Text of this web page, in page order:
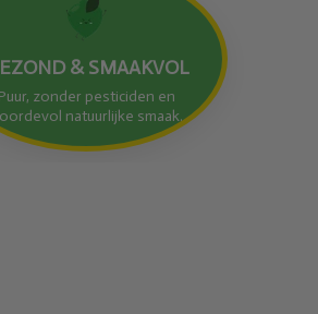
& SMAAKVOL
Puur, zonder pesticiden en
natuurlijke smaak.